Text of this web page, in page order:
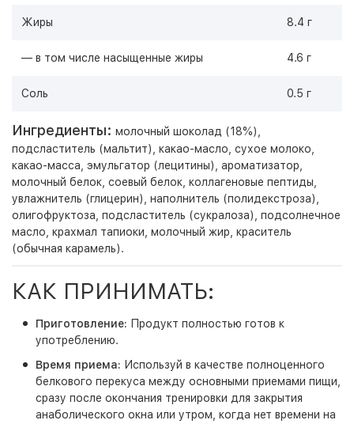
Жиры 8.4 г
— в том числе насыщенные жиры 4.6 г
Соль 0.5 г
Ингредиенты: молочный шоколад (18%),
подсластитель (мальтит), какао-масло, сухое молоко,
какао-масса, эмульгатор (лецитины), ароматизатор,
молочный белок, соевый белок, коллагеновые пептиды,
увлажнитель (глицерин), наполнитель (полидекстроза),
олигофруктоза, подсластитель (сукралоза), подсолнечное
масло, крахмал тапиоки, молочный жир, краситель
(обычная карамель).
КАК ПРИНИМАТЬ:
Приготовление: Продукт полностью готов к
употреблению.
Время приема: Используй в качестве полноценного
белкового перекуса между основными приемами пищи,
сразу после окончания тренировки для закрытия
анаболического окна или утром, когда нет времени на